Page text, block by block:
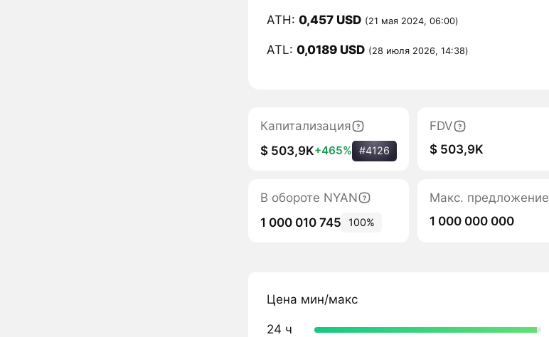
ATH: 0,457 USD (21 мая 2024, 06:00)
ATL: 0,0189 USD (28 июля 2026, 14:38)
Капитализация
$ 503,9K+465% #4126
FDV
$ 503,9K
В обороте NYAN
1 000 010 745
100%
Макс. предложение
1 000 000 000
Цена мин/макс
24 ч